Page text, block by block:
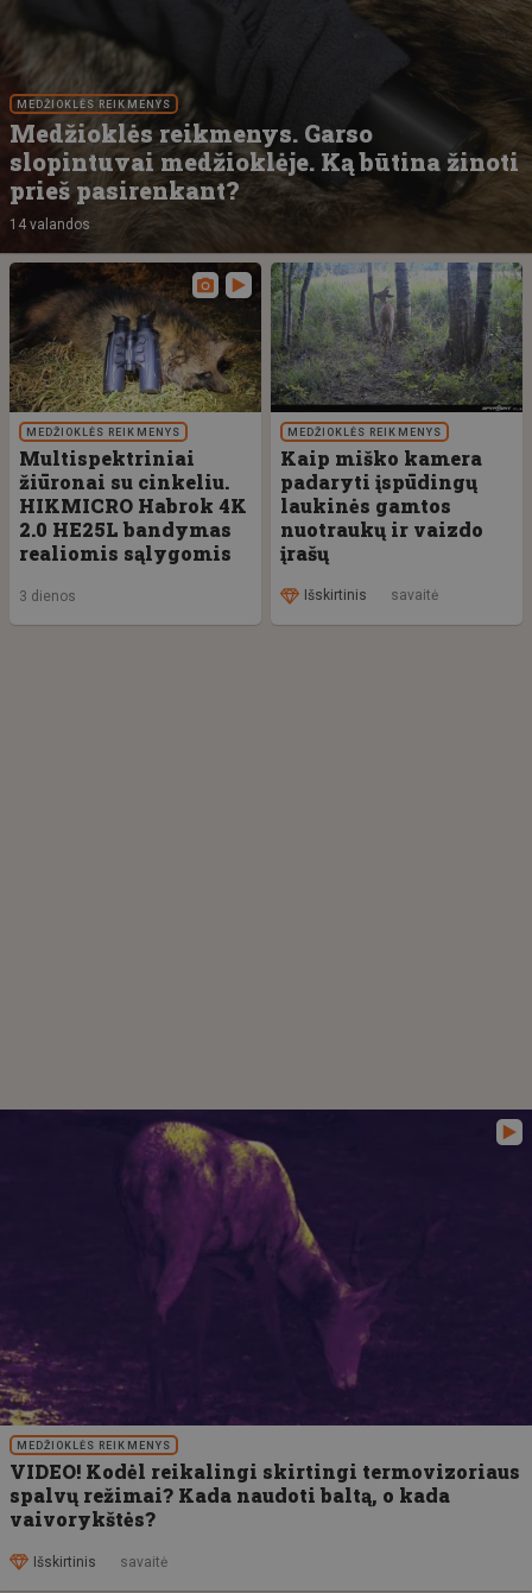
MEDŽIOKLĖS REIKMENYS
Medžioklės reikmenys. Garso
slopintuvai medžioklėje. Ką būtina žinoti
prieš pasirenkant?
14 valandos
MEDŽIOKLĖS REIKMENYS
Multispektriniai
žiūronai su cinkeliu.
HIKMICRO Habrok 4K
2.0 HE25L bandymas
realiomis sąlygomis
3 dienos
MEDŽIOKLĖS REIKMENYS
Kaip miško kamera
padaryti įspūdingų
laukinės gamtos
nuotraukų ir vaizdo
įrašų
Išskirtinis savaitė
MEDŽIOKLĖS REIKMENYS
VIDEO! Kodėl reikalingi skirtingi termovizoriaus
spalvų režimai? Kada naudoti baltą, o kada
vaivorykštės?
Išskirtinis savaitė